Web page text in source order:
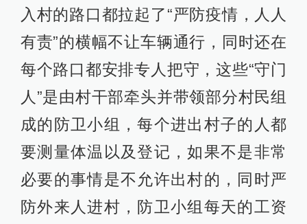
入村的路口都拉起了“严防疫情，人人
有责”的横幅不让车辆通行，同时还在
每个路口都安排专人把守，这些“守门
人”是由村干部牵头并带领部分村民组
成的防卫小组，每个进出村子的人都
要测量体温以及登记，如果不是非常
必要的事情是不允许出村的，同时严
防外来人进村，防卫小组每天的工资